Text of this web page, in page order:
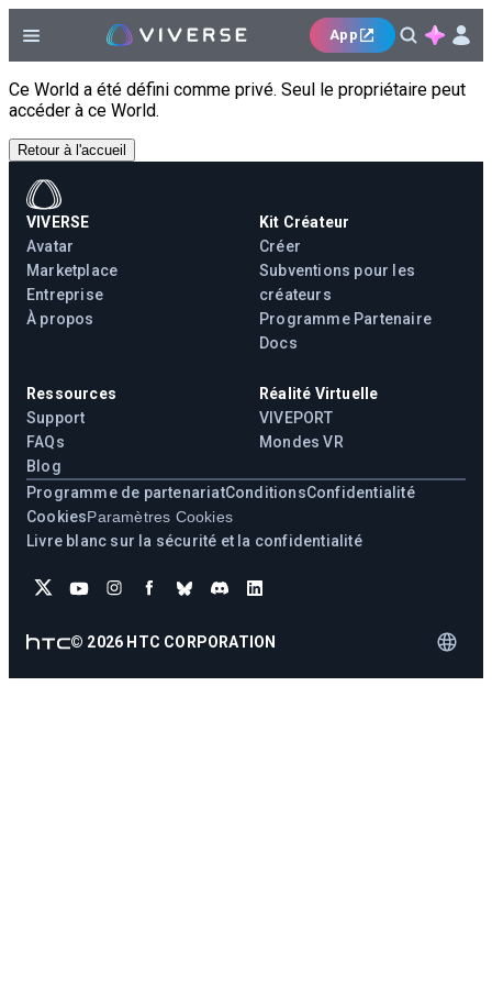
App
Ce World a été défini comme privé. Seul le propriétaire peut
accéder à ce World.
Retour à l'accueil
VIVERSE
Avatar
Marketplace
Entreprise
À propos
Kit Créateur
Créer
Subventions pour les
créateurs
Programme Partenaire
Docs
Ressources
Support
FAQs
Blog
Réalité Virtuelle
VIVEPORT
Mondes VR
Programme de partenariatConditionsConfidentialité
CookiesParamètres Cookies
Livre blanc sur la sécurité et la confidentialité
© 2026 HTC CORPORATION